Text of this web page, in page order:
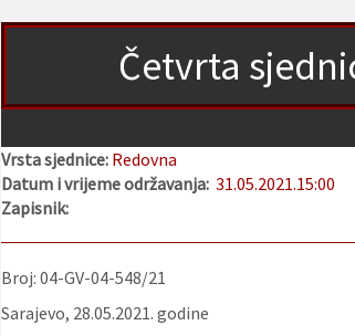
Četvrta
Vrsta sjednice: Redovna
Datum i vrijeme održavanja: 31.05.2021.15:00
Zapisnik:
Broj: 04-GV-04-548/21
Sarajevo, 28.05.2021. godine